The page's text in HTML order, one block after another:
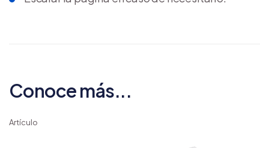
Conoce más...
Artículo